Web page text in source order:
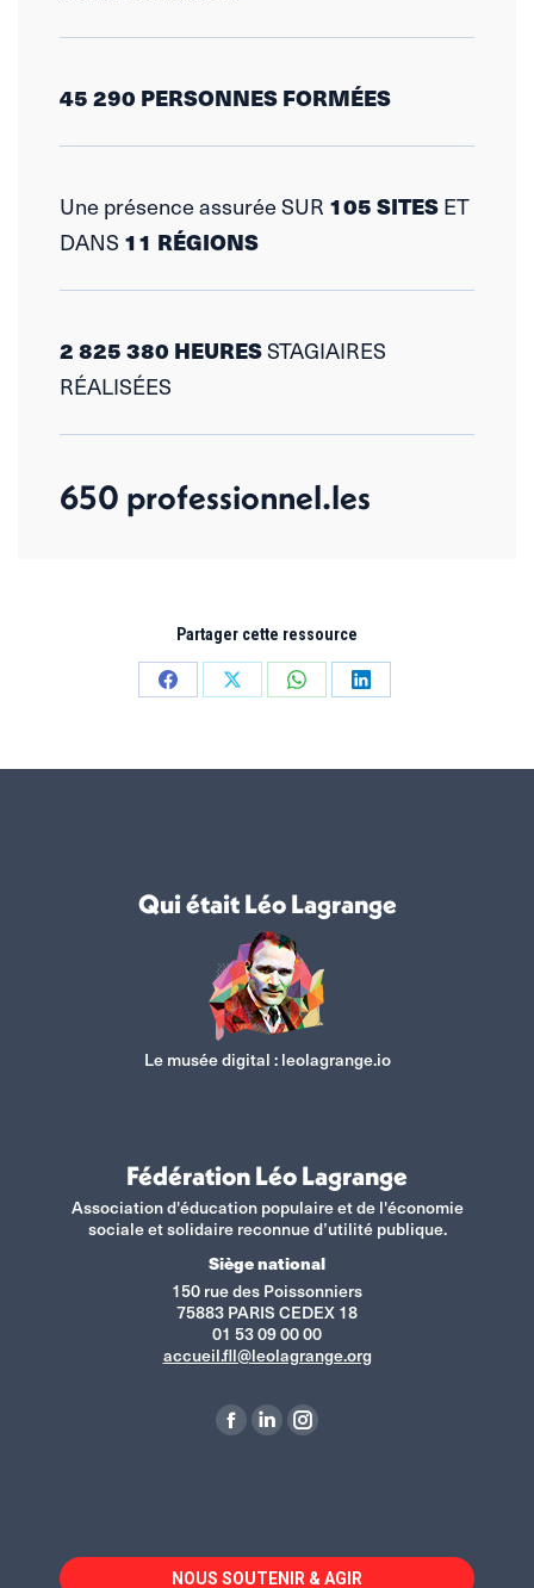
45 290 PERSONNESFORMÉES
Une présence assuréeSUR 105 SITESET
DANS 11 RÉGIONS
2 825 380 HEURESSTAGIAIRES
RÉALISÉES
650 professionnel.les
Partager cette ressource
Partager
Facebook
Partager
X
Partager
WhatsApp
Partager
LinkedIn
Qui était Léo Lagrange
Le musée digital :leolagrange.io
Fédération Léo Lagrange
Association d'éducation populaire et de l'économie
sociale et solidaire reconnue d’utilité publique.
Siège national
150 rue des Poissonniers
75883 PARIS CEDEX 18
01 53 09 00 00
accueil.fll@leolagrange.org
La
dans
La
dans
La
dans
NOUS SOUTENIR & AGIR